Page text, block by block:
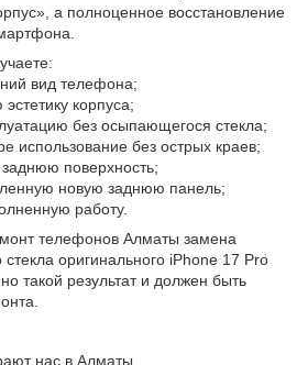
а полноценное восстановление
вид телефона;
корпуса;
без осыпающегося стекла;
без острых краев;
поверхность;
новую заднюю панель;
работу.
телефонов Алматы замена
стекла оригинального iPhone 17 Pro
такой результат и должен быть
нас в Алматы